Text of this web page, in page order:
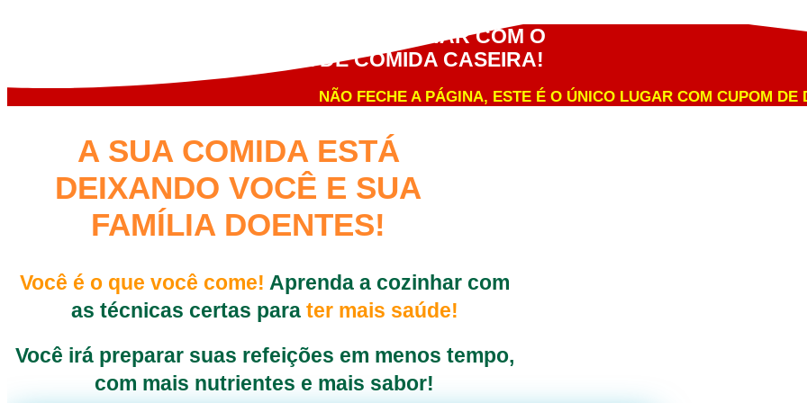
APRENDA DEFINITIVAMENTE A COZINHAR COM O
MAIOR CURSO DO BRASIL DE COMIDA CASEIRA!
NÃO FECHE A PÁGINA, ESTE É O ÚNICO LUGAR COM CUPOM DE
A SUA COMIDA ESTÁ
DEIXANDO VOCÊ E SUA
FAMÍLIA DOENTES!
Você é o que você come! Aprenda a cozinhar com
as técnicas certas para ter mais saúde!
Você irá preparar suas refeições em menos tempo,
com mais nutrientes e mais sabor!